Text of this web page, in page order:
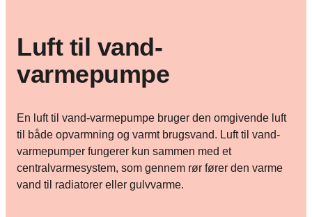
Luft til vand-
varmepumpe
En luft til vand-varmepumpe bruger den omgivende luft
til både opvarmning og varmt brugsvand. Luft til vand-
varmepumper fungerer kun sammen med et
centralvarmesystem, som gennem rør fører den varme
vand til radiatorer eller gulvvarme.